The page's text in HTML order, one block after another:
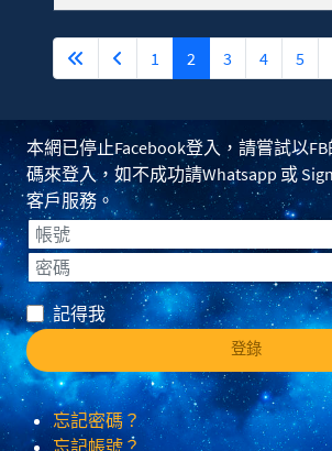
1 2 3 4 5
本網已停止Facebook登入，請嘗試以
碼來登入，如不成功請Whatsapp 或
客戶服務。
帳號
密碼
記得我
登錄
忘記密碼？
忘記帳號？